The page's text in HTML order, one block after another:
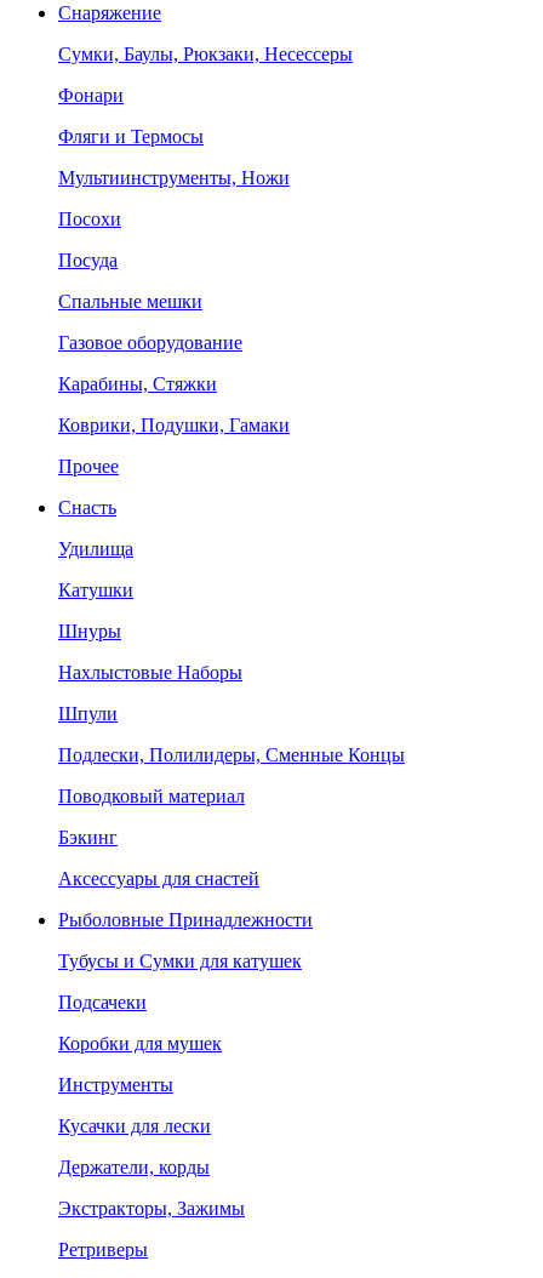
Снаряжение
Сумки, Баулы, Рюкзаки, Несессеры
Фонари
Фляги и Термосы
Мультиинструменты, Ножи
Посохи
Посуда
Спальные мешки
Газовое оборудование
Карабины, Стяжки
Коврики, Подушки, Гамаки
Прочее
Снасть
Удилища
Катушки
Шнуры
Нахлыстовые Наборы
Шпули
Подлески, Полилидеры, Сменные Концы
Поводковый материал
Бэкинг
Аксессуары для снастей
Рыболовные Принадлежности
Тубусы и Сумки для катушек
Подсачеки
Коробки для мушек
Инструменты
Кусачки для лески
Держатели, корды
Экстракторы, Зажимы
Ретриверы